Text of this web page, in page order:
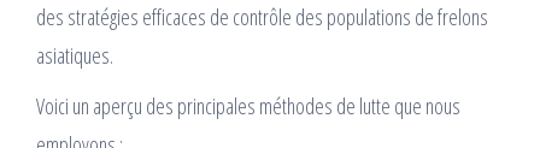
des stratégies efficaces de contrôle des populations de frelons
asiatiques.
Voici un aperçu des principales méthodes de lutte que nous